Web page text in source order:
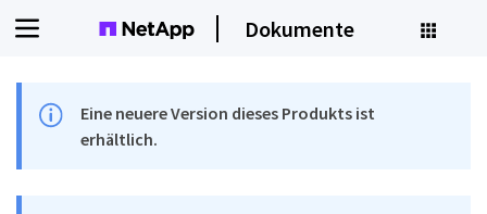
Dokumente
Eine neuere Version dieses Produkts ist
erhältlich.